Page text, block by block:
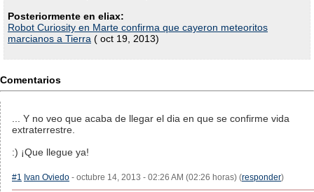
Posteriormente en eliax:
Robot Curiosity en Marte confirma que cayeron meteoritos
marcianos a Tierra ( oct 19, 2013)
Comentarios
... Y no veo que acaba de llegar el dia en que se confirme vida
extraterrestre.
:) ¡Que llegue ya!
#1 Ivan Oviedo - octubre 14, 2013 - 02:26 AM (02:26 horas) (responder)